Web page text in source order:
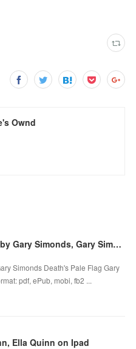
Ownd
Read [Pdf]> Death's Pale Flag by Gary Simonds, Gary Simonds
Simonds Death's Pale Flag Gary
pdf, ePub, mobi, fb2 ...
Ella Quinn on Ipad